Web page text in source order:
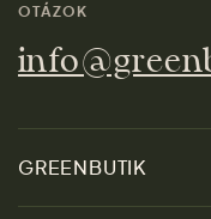
OTÁZOK
GREENBUTIK